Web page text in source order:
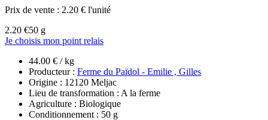
Prix de vente : 2.20 € l'unité
2.20 €50 g
Je choisis mon point relais
44.00 € / kg
Producteur : Ferme du Païdol - Emilie , Gilles
Origine : 12120 Meljac
Lieu de transformation : A la ferme
Agriculture : Biologique
Conditionnement : 50 g